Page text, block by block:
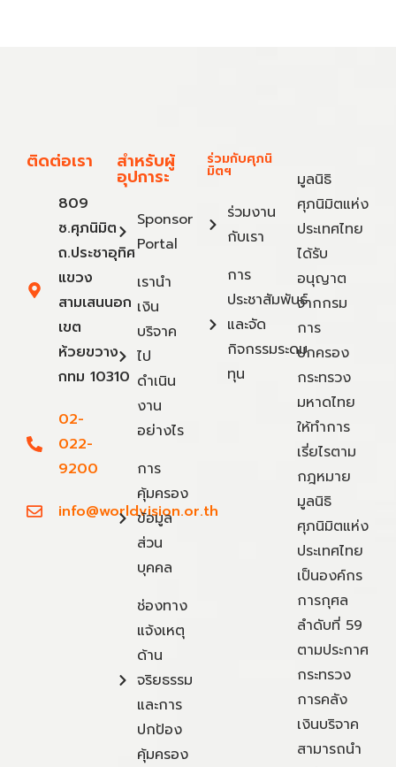
ติดต่อเรา
809
ซ.ศุภนิมิต
ถ.ประชาอุทิศ
แขวง
สามเสนนอก
เขต
ห้วยขวาง
กทม 10310
02-
022-
9200
info@worldvision.or.th
สำหรับผู้
อุปการะ
Sponsor
Portal
เรานำ
เงิน
บริจาค
ไป
ดำเนิน
งาน
อย่างไร
การ
คุ้มครอง
ข้อมูล
ส่วน
บุคคล
ช่องทาง
แจ้งเหตุ
ด้าน
จริยธรรม
และการ
ปกป้อง
คุ้มครอง
ร่วมกับศุภนิ
มิตฯ
ร่วมงาน
กับเรา
การ
ประชาสัมพันธ์
และจัด
กิจกรรมระดม
ทุน
มูลนิธิ
ศุภนิมิตแห่ง
ประเทศไทย
ได้รับ
อนุญาต
จากกรม
การ
ปกครอง
กระทรวง
มหาดไทย
ให้ทำการ
เรี่ยไรตาม
กฎหมาย
มูลนิธิ
ศุภนิมิตแห่ง
ประเทศไทย
เป็นองค์กร
การกุศล
ลำดับที่ 59
ตามประกาศ
กระทรวง
การคลัง
เงินบริจาค
สามารถนำ